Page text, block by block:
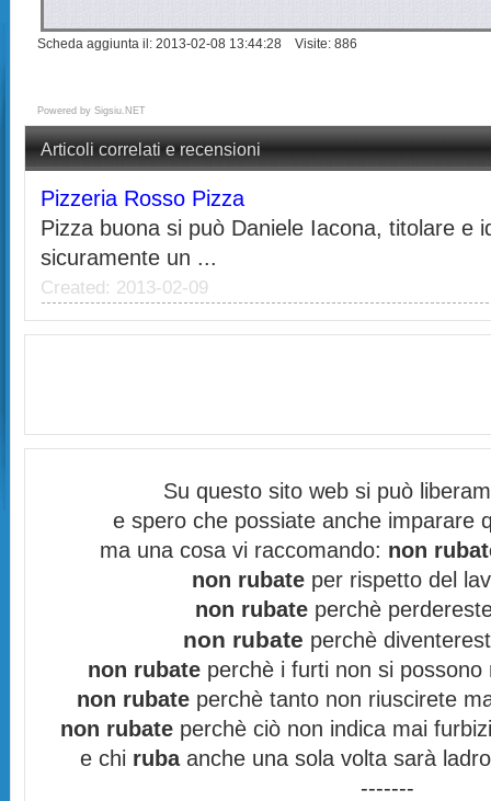
Scheda aggiunta il: 2013-02-08 13:44:28 Visite: 886
Powered bySigsiu.NET
Articoli correlati e recensioni
Pizzeria Rosso Pizza
Pizza buona si può Daniele Iacona, titolare e
sicuramente un ...
Created: 2013-02-09
Su questo sito web si può
e spero che possiate anche imparare
ma una cosa vi raccomando: non
non rubate per rispetto del
non rubate perchè
non rubate perchè
non rubate perchè i furti non si
non rubate perchè tanto non riuscirete
non rubate perchè ciò non indica mai
e chi rubaanche una sola volta sarà
-------